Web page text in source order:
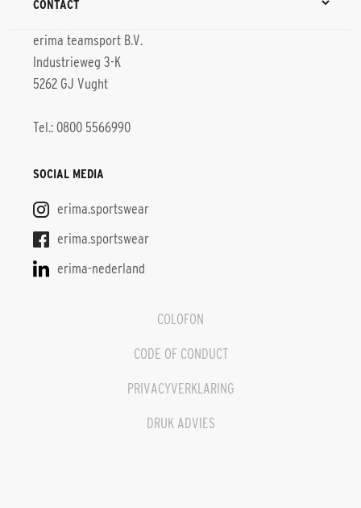
CONTACT
erima teamsport B.V.
Industrieweg 3-K
5262 GJ Vught
Tel.: 0800 5566990
SOCIAL MEDIA
erima.sportswear
erima.sportswear
erima-nederland
COLOFON
CODE OF CONDUCT
PRIVACYVERKLARING
DRUK ADVIES